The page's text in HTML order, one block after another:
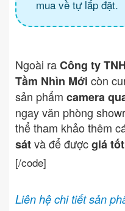
mua về tự lắp đặt.
Ngoài raCông ty
Tầm Nhìn Mới còn
sản phẩm camera
ngay văn phòng
thể tham khảo thêm
sátvà để đượcgiá
[/code]
Liên hệ chi tiết sản